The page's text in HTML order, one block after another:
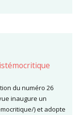
du numéro 26
inaugure un
) et adopte